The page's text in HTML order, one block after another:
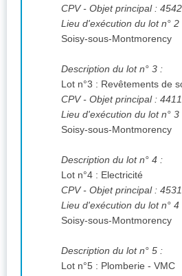
CPV- Objet principal :
Lieu d'exécution du lot n° 2
Soisy-sous-Montmorency
Description du lot n° 3 :
Lot n°3 : Revêtements de
CPV- Objet principal :
Lieu d'exécution du lot n° 3
Soisy-sous-Montmorency
Description du lot n° 4 :
Lot n°4 : Electricité
CPV- Objet principal :
Lieu d'exécution du lot n° 4
Soisy-sous-Montmorency
Description du lot n° 5 :
Lot n°5 : Plomberie - VMC